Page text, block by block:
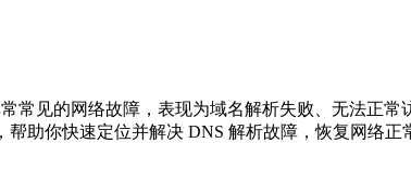
常见的网络故障，表现为域名解析失败、无法正
助你快速定位并解决 DNS 解析故障，恢复网络正